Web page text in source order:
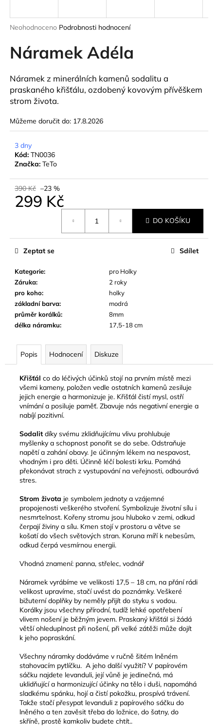
Průměrné
produktu
je
5
hvězdiček.
Neohodnoceno Podrobnosti hodnocení
Náramek Adéla
Náramek z minerálních kamenů sodalitu a
praskaného křišťálu, ozdobený kovovým přívěškem
strom života.
Můžeme doručit do: 17.8.2026
3 dny
Kód: TN0036
Značka: TeTo
390 Kč –23 %
299 Kč
DO KOŠÍKU
Kategorie:
pro Holky
Záruka:
2 roky
pro koho:
holky
základní barva:
modrá
průměr korálků:
8mm
délka náramku: 17,5-18 cm
Zeptat se Sdílet
Popis Hodnocení Diskuze
Křišťál co do léčivých účinků stojí na prvním místě mezi
všemi kameny, položen vedle ostatních kamenů zesiluje
jejich energie a harmonizuje je. Křišťál čistí mysl, ostří
vnímání a posiluje paměť. Zbavuje nás negativní energie a
nabíjí pozitivní.
Sodalit díky svému zklidňujícímu vlivu prohlubuje
myšlenky a schopnost ponořit se do sebe. Odstraňuje
napětí a zahání obavy. Je účinným lékem na nespavost,
vhodným i pro děti. Účinně léčí bolesti krku. Pomáhá
překonávat strach z vystupování na veřejnosti, odbourává
stres.
Strom života je symbolem jednoty a vzájemné
propojenosti veškerého stvoření. Symbolizuje životní sílu i
nesmrtelnost. Kořeny stromu jsou hluboko v zemi, odkud
čerpají živiny a sílu. Kmen stojí v prostoru a větve se
košatí do všech světových stran. Koruna míří k nebesům,
odkud čerpá vesmírnou energii.
Vhodná znamení: panna, střelec, vodnář
Náramek vyrábíme ve velikosti 17,5 – 18 cm, na přání rádi
velikost upravíme, stačí uvést do poznámky. Veškeré
bižuterní doplňky by neměly přijít do styku s vodou.
Korálky jsou všechny přírodní, tudíž lehké opotřebení
vlivem nošení je běžným jevem. Praskaný křišťál si žádá
větší ohleduplnost při nošení, při velké zátěži může dojít
k jeho popraskání.
Všechny náramky dodáváme v ručně šitém lněném
stahovacím pytlíčku. A jeho další využití? V papírovém
sáčku najdete levanduli, její vůně je jedinečná, má
uklidňující a harmonizující účinky na tělo i duši, napomáhá
sladkému spánku, hojí a čistí pokožku, prospívá trávení.
Takže stačí přesypat levanduli z papírového sáčku do
lněného a ten zavěsit třeba do ložnice, do šatny, do
skříně, prostě kamkoliv budete chtít..
j
t
?
D
o
p
o
j